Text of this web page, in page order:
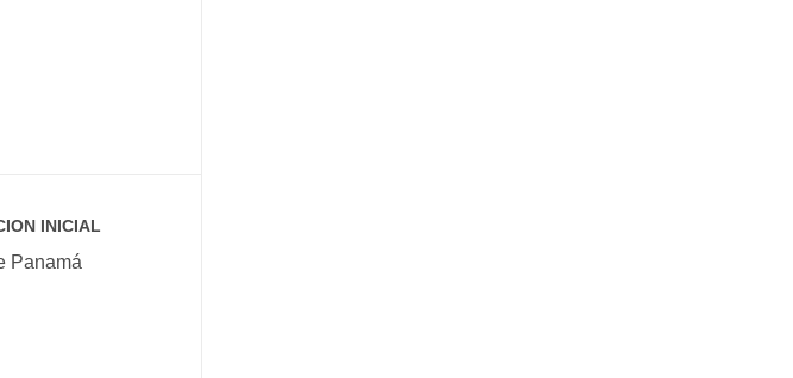
INICIAL
Panamá